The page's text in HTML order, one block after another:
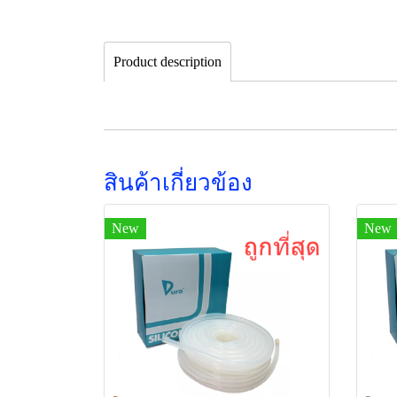
Product description
สินค้าเกี่ยวข้อง
New New